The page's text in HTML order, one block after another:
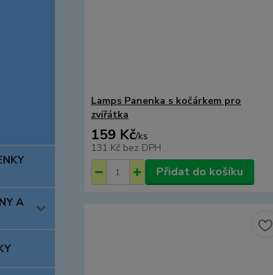
A
Lamps Panenka s kočárkem pro
zvířátka
159 Kč/ks
131 Kč bez DPH
Přidat do košíku